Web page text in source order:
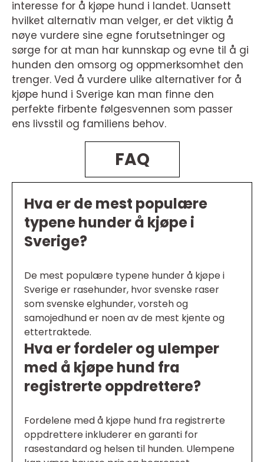
interesse for å kjøpe hund i landet. Uansett
hvilket alternativ man velger, er det viktig å
nøye vurdere sine egne forutsetninger og
sørge for at man har kunnskap og evne til å gi
hunden den omsorg og oppmerksomhet den
trenger. Ved å vurdere ulike alternativer for å
kjøpe hund i Sverige kan man finne den
perfekte firbente følgesvennen som passer
ens livsstil og familiens behov.
FAQ
Hva er de mest populære
typene hunder å kjøpe i
Sverige?
De mest populære typene hunder å kjøpe i
Sverige er rasehunder, hvor svenske raser
som svenske elghunder, vorsteh og
samojedhund er noen av de mest kjente og
ettertraktede.
Hva er fordeler og ulemper
med å kjøpe hund fra
registrerte oppdrettere?
Fordelene med å kjøpe hund fra registrerte
oppdrettere inkluderer en garanti for
rasestandard og helsen til hunden. Ulempene